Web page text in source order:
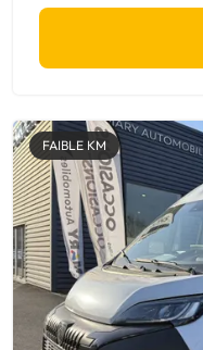
FAIBLE KM